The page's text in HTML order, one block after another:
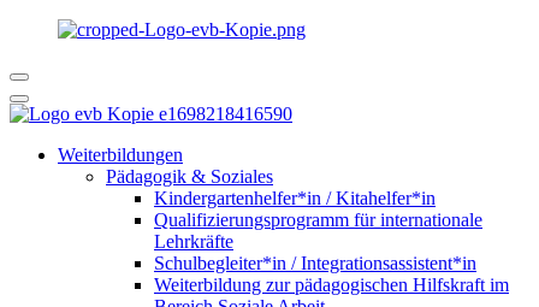
Weiterbildungen
Pädagogik & Soziales
Kindergartenhelfer*in / Kitahelfer*in
Qualifizierungsprogramm für internationale
Lehrkräfte
Schulbegleiter*in / Integrationsassistent*in
Weiterbildung zur pädagogischen Hilfskraft im